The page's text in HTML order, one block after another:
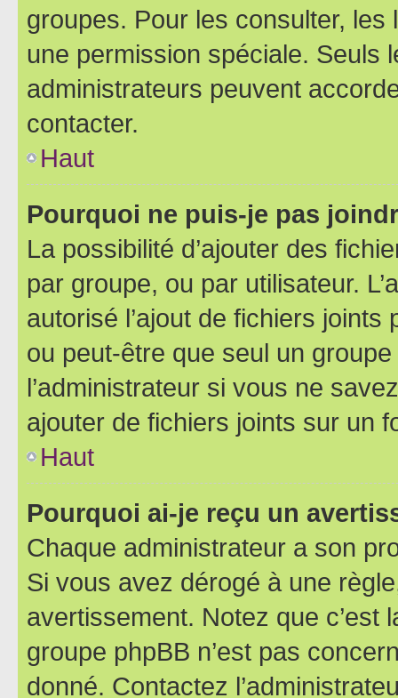
groupes. Pour les consulter,
une permission spéciale. Seuls
administrateurs peuvent
contacter.
Haut
Pourquoi ne puis-je pas
La possibilité d’ajouter des
par groupe, ou par utilisateur.
autorisé l’ajout de fichiers
ou peut-être que seul un
l’administrateur si vous ne
ajouter de fichiers joints sur un
Haut
Pourquoi ai-je reçu un
Chaque administrateur a son
Si vous avez dérogé à une
avertissement. Notez que c’est
groupe phpBB n’est pas
donné. Contactez